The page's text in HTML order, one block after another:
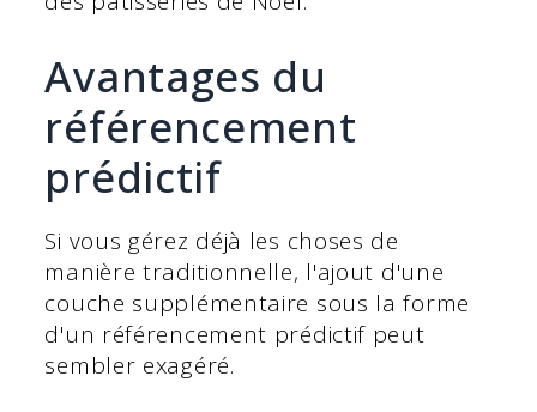
Avantages du
référencement
prédictif
Si vous gérez déjà les choses de
manière traditionnelle, l'ajout d'une
couche supplémentaire sous la forme
d'un référencement prédictif peut
sembler exagéré.